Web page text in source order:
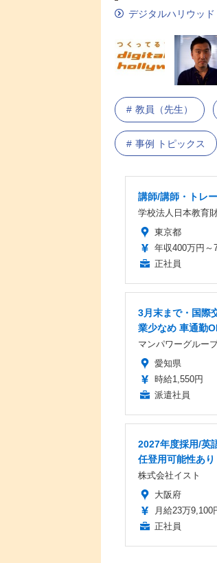
デジタルハリウッド
教員（先生）
事例 トピックス
講師/講師・トレ
学校法人日本教育
東京都
年収400万円～
正社員
3月末まで・国際
業少なめ 車通勤
マンパワーグルー
愛知県
時給1,550円
派遣社員
2027年度採用/英
任登用可能性あり
株式会社イスト
大阪府
月給23万9,100
正社員